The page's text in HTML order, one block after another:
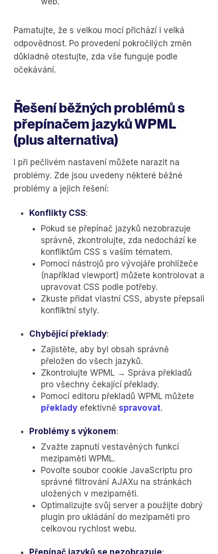
Pamatujte, že s velkou mocí přichází i velká
odpovědnost. Po provedení pokročilých změn
důkladně otestujte, zda vše funguje podle
očekávání.
Řešení běžných problémů s
přepínačem jazyků WPML
(plus alternativa)
I při pečlivém nastavení můžete narazit na
problémy. Zde jsou uvedeny některé běžné
problémy a jejich řešení:
Konflikty CSS:
Pokud se přepínač jazyků nezobrazuje
správně, zkontrolujte, zda nedochází ke
konfliktům CSS s vaším tématem.
Pomocí nástrojů pro vývojáře prohlížeče
(například viewport) můžete kontrolovat a
upravovat CSS podle potřeby.
Zkuste přidat vlastní CSS, abyste přepsali
konfliktní styly.
Chybějící překlady:
Zajistěte, aby byl obsah správně
přeložen do všech jazyků.
Zkontrolujte WPML → Správa překladů
pro všechny čekající překlady.
Pomocí editoru překladů WPML můžete
překlady efektivně spravovat.
Problémy s výkonem:
Zvažte zapnutí vestavěných funkcí
mezipaměti WPML.
Povolte soubor cookie JavaScriptu pro
správné filtrování AJAXu na stránkách
uložených v mezipaměti.
Optimalizujte svůj server a použijte dobrý
plugin pro ukládání do mezipaměti pro
celkovou rychlost webu.